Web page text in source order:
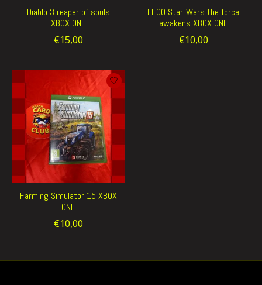
Diablo 3 reaper of souls
XBOX ONE
€15,00
LEGO Star-Wars the force
awakens XBOX ONE
€10,00
Farming Simulator 15 XBOX
ONE
€10,00